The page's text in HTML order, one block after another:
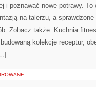
i poznawać nowe potrawy.
na talerzu, a
Zobacz także: Kuchnia
kolekcję receptur,